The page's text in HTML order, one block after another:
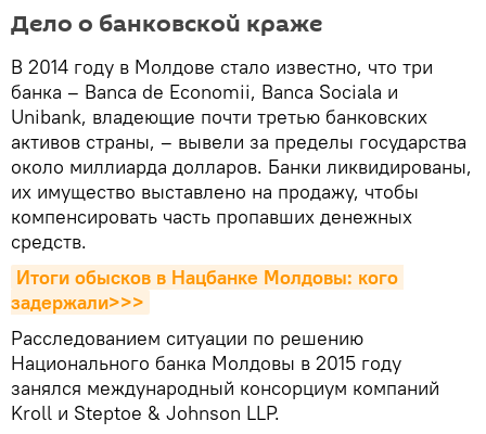
Дело о банковской краже
В 2014 году в Молдове стало известно, что три
банка – Banca de Economii, Banca Sociala и
Unibank, владеющие почти третью банковских
активов страны, – вывели за пределы государства
около миллиарда долларов. Банки ликвидированы,
их имущество выставлено на продажу, чтобы
компенсировать часть пропавших денежных
средств.
Итоги обысков в Нацбанке Молдовы: кого
задержали>>>
Расследованием ситуации по решению
Национального банка Молдовы в 2015 году
занялся международный консорциум компаний
Kroll и Steptoe & Johnson LLP.